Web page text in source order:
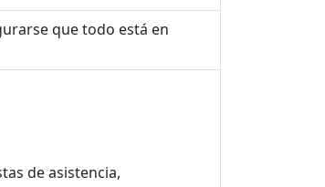
que todo está en
de asistencia,